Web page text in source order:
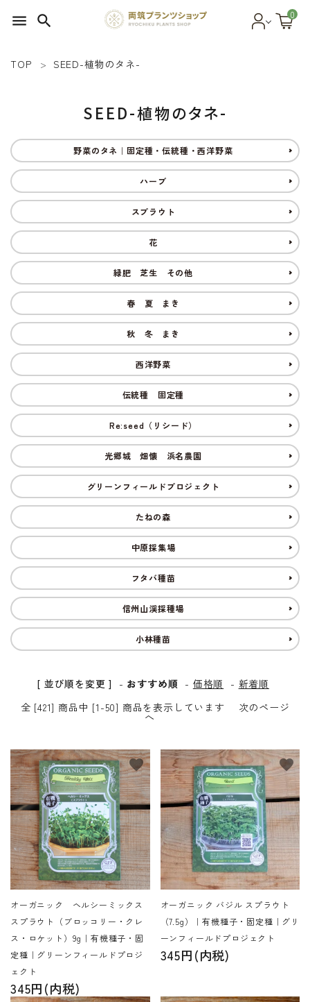
menu search 0
SEED 植物のタネ
PLANT 植物
MATERIAL 資材
OTHER 雑貨
FOOD 食品
BLOG ブログ
ご利用ガイド
プライバシーポリシー
特定商取引法について
お問い合わせ
ACCOUNT MENU
ようこそ ゲスト 様
meeting_room ログイン person 新規会員登
録
TOP SEED-植物のタネ-
SEED-植物のタネ-
野菜のタネ｜固定種・伝統種・西洋野菜
ハーブ
スプラウト
花
緑肥 芝生 その他
春 夏 まき
秋 冬 まき
西洋野菜
伝統種 固定種
Re:seed（リシード）
光郷城 畑懐 浜名農園
グリーンフィールドプロジェクト
たねの森
中原採集場
フタバ種苗
信州山渓採種場
小林種苗
[ 並び順を変更 ] - おすすめ順 - 価格順 - 新着順
全 [421] 商品中 [1-50] 商品を表示しています
次のページ
へ
オーガニック ヘルシーミックス
スプラウト（ブロッコリー・クレ
ス・ロケット）9g｜有機種子・固
定種｜グリーンフィールドプロジ
ェクト
345円(内税)
favorite
オーガニック バジル スプラウト
（7.5g）｜有機種子・固定種｜グリ
ーンフィールドプロジェクト
345円(内税)
favorite